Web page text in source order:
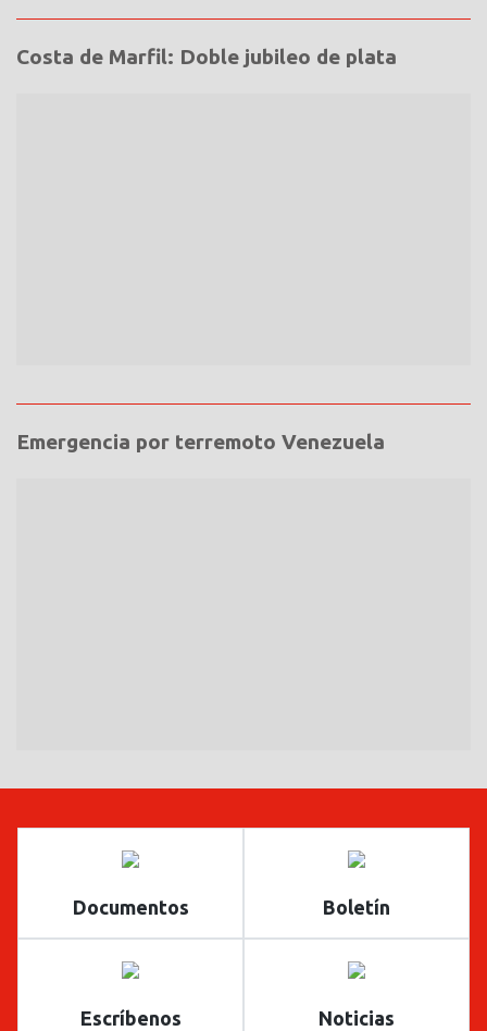
Costa de Marfil: Doble jubileo de plata
Emergencia por terremoto Venezuela
Documentos Boletín
Escríbenos Noticias